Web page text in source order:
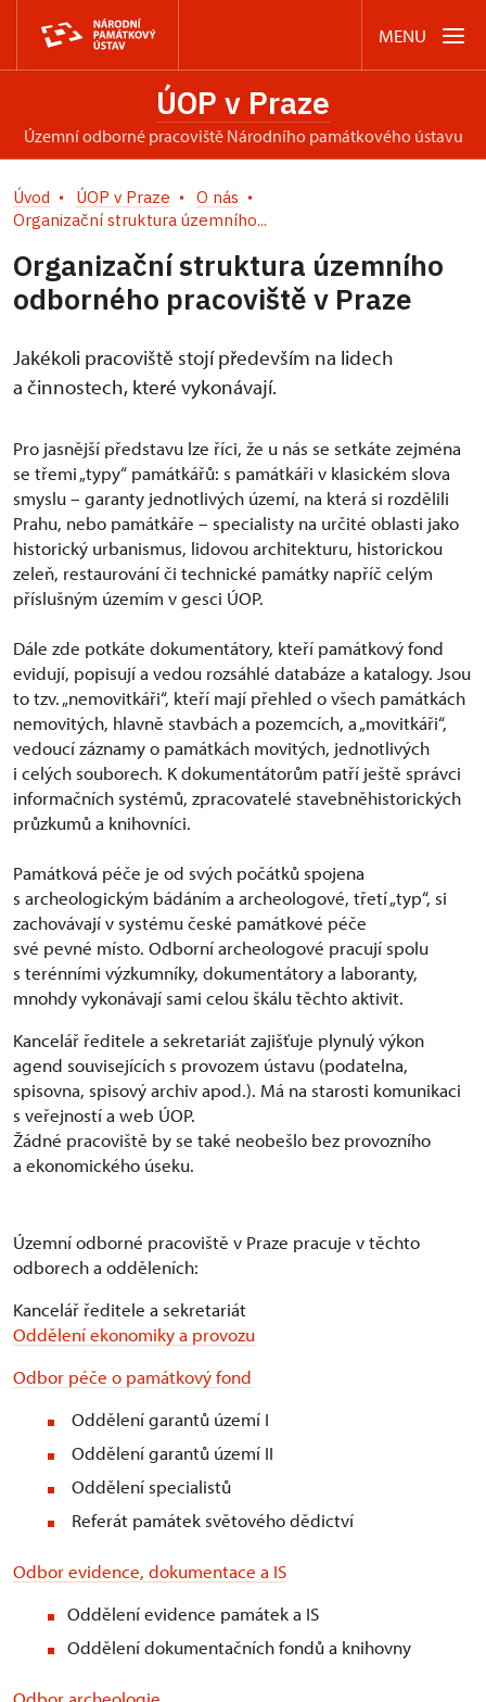
MENU
ÚOP v Praze
územní odborné pracoviště Národního památkového ústavu
Úvod ÚOP v Praze
O nás
Organizační struktura územního...
Organizační struktura územního
odborného pracoviště v Praze
Jakékoli pracoviště stojí především na lidech
a činnostech, které vykonávají.
Pro jasnější představu lze říci, že u nás se setkáte zejména
se třemi „typy“ památkářů: s památkáři v klasickém slova
smyslu – garanty jednotlivých území, na která si rozdělili
Prahu, nebo památkáře – specialisty na určité oblasti jako
historický urbanismus, lidovou architekturu, historickou
zeleň, restaurování či technické památky napříč celým
příslušným územím v gesci ÚOP.
Dále zde potkáte dokumentátory, kteří památkový fond
evidují, popisují a vedou rozsáhlé databáze a katalogy. Jsou
to tzv. „nemovitkáři“, kteří mají přehled o všech památkách
nemovitých, hlavně stavbách a pozemcích, a „movitkáři“,
vedoucí záznamy o památkách movitých, jednotlivých
i celých souborech. K dokumentátorům patří ještě správci
informačních systémů, zpracovatelé stavebněhistorických
průzkumů a knihovníci.
Památková péče je od svých počátků spojena
s archeologickým bádáním a archeologové, třetí „typ“, si
zachovávají v systému české památkové péče
své pevné místo. Odborní archeologové pracují spolu
s terénními výzkumníky, dokumentátory a laboranty,
mnohdy vykonávají sami celou škálu těchto aktivit.
Kancelář ředitele a sekretariát zajišťuje plynulý výkon
agend souvisejících s provozem ústavu (podatelna,
spisovna, spisový archiv apod.). Má na starosti komunikaci
s veřejností a web ÚOP.
Žádné pracoviště by se také neobešlo bez provozního
a ekonomického úseku.
Územní odborné pracoviště v Praze pracuje v těchto
odborech a odděleních:
Kancelář ředitele a sekretariát
Oddělení ekonomiky a provozu
Odbor péče o památkový fond
Oddělení garantů území I
Oddělení garantů území II
Oddělení specialistů
Referát památek světového dědictví
Odbor evidence, dokumentace a IS
Oddělení evidence památek a IS
Oddělení dokumentačních fondů a knihovny